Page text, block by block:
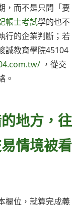
，而不是只問「要
帳士考試學的也不
行的企業判斷；若
誠教育學院45104
，從交
。
地方，往
情境被看
欄位，就算完成義